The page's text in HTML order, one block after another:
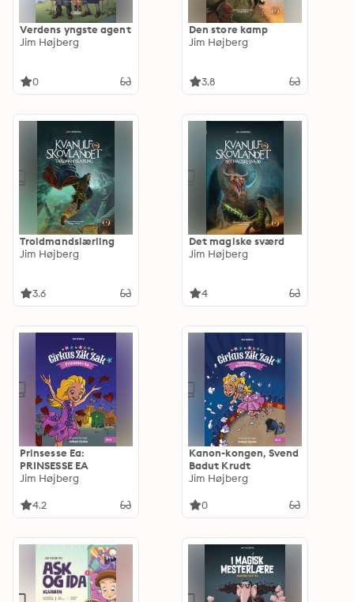
Verdens yngste agent
Jim Højberg
0
Den store kamp
Jim Højberg
3.8
Troldmandslærling
Jim Højberg
3.6
Det magiske sværd
Jim Højberg
4
Prinsesse Ea:
PRINSESSE EA
Jim Højberg
4.2
Kanon-kongen, Svend
Badut Krudt
Jim Højberg
0